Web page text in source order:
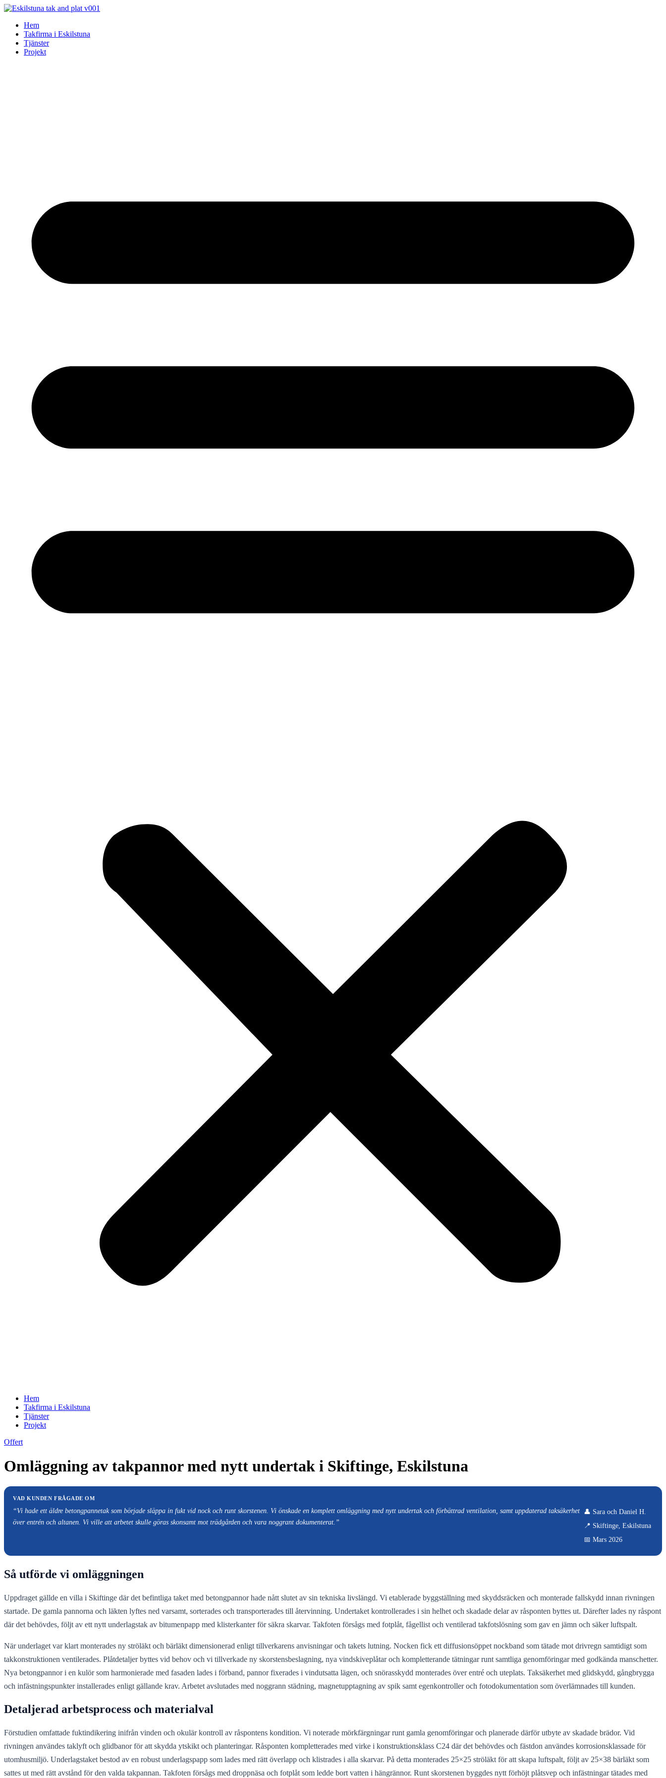
Skip
contentHem
Takfirma i Eskilstuna
Tjänster
Projekt
Hem
Takfirma i Eskilstuna
Tjänster
Projekt
Offert
Omläggning av takpannor med nytt undertak i Skiftinge, Eskilstuna
VAD KUNDEN FRÅGADE OM
“Vi hade ett äldre betongpannetak som började släppa in fukt vid nock och runt skorstenen. Vi önskade en komplett omläggning med nytt undertak och förbättrad ventilation, samt uppdaterad taksäkerhet
över entrén och altanen. Vi ville att arbetet skulle göras skonsamt mot trädgården och vara noggrant dokumenterat.”
👤 Sara och Daniel H.
📍 Skiftinge, Eskilstuna
📅 Mars 2026
Så utförde vi omläggningen
Uppdraget gällde en villa i Skiftinge där det befintliga taket med betongpannor hade nått slutet av sin tekniska livslängd. Vi etablerade byggställning med skyddsräcken och monterade fallskydd innan rivningen
startade. De gamla pannorna och läkten lyftes ned varsamt, sorterades och transporterades till återvinning. Undertaket kontrollerades i sin helhet och skadade delar av råsponten byttes ut. Därefter lades ny råspont
där det behövdes, följt av ett nytt underlagstak av bitumenpapp med klisterkanter för säkra skarvar. Takfoten försågs med fotplåt, fågellist och ventilerad takfotslösning som gav en jämn och säker luftspalt.
När underlaget var klart monterades ny ströläkt och bärläkt dimensionerad enligt tillverkarens anvisningar och takets lutning. Nocken fick ett diffusionsöppet nockband som tätade mot drivregn samtidigt som
takkonstruktionen ventilerades. Plåtdetaljer byttes vid behov och vi tillverkade ny skorstensbeslagning, nya vindskiveplåtar och kompletterande tätningar runt samtliga genomföringar med godkända manschetter.
Nya betongpannor i en kulör som harmonierade med fasaden lades i förband, pannor fixerades i vindutsatta lägen, och snörasskydd monterades över entré och uteplats. Taksäkerhet med glidskydd, gångbrygga
och infästningspunkter installerades enligt gällande krav. Arbetet avslutades med noggrann städning, magnetupptagning av spik samt egenkontroller och fotodokumentation som överlämnades till kunden.
Detaljerad arbetsprocess och materialval
Förstudien omfattade fuktindikering inifrån vinden och okulär kontroll av råspontens kondition. Vi noterade mörkfärgningar runt gamla genomföringar och planerade därför utbyte av skadade brädor. Vid
rivningen användes taklyft och glidbanor för att skydda ytskikt och planteringar. Råsponten kompletterades med virke i konstruktionsklass C24 där det behövdes och fästdon användes korrosionsklassade för
utomhusmiljö. Underlagstaket bestod av en robust underlagspapp som lades med rätt överlapp och klistrades i alla skarvar. På detta monterades 25×25 ströläkt för att skapa luftspalt, följt av 25×38 bärläkt som
sattes ut med rätt avstånd för den valda takpannan. Takfoten försågs med droppnäsa och fotplåt som ledde bort vatten i hängrännor. Runt skorstenen byggdes nytt förhöjt plåtsvep och infästningar tätades med